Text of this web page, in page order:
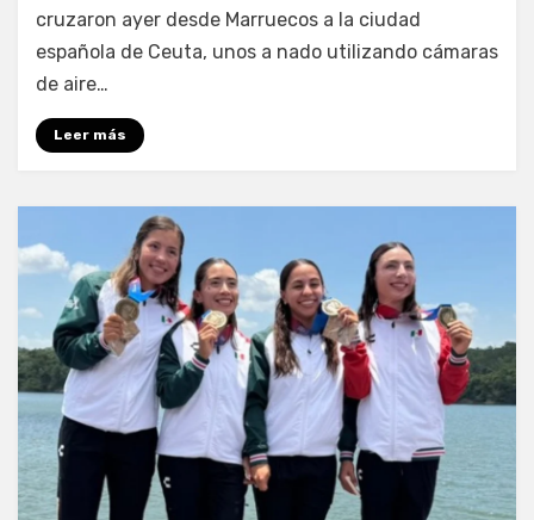
cruzaron ayer desde Marruecos a la ciudad
española de Ceuta, unos a nado utilizando cámaras
de aire…
Leer más